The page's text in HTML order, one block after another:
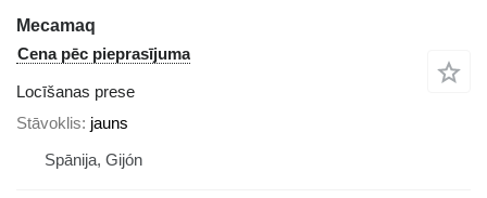
Mecamaq
Cena pēc pieprasījuma
Locīšanas prese
Stāvoklis jauns
Spānija, Gijón